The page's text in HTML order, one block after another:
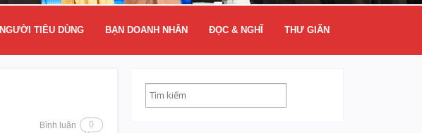
NGƯỜI TIÊU DÙNG BẠN DOANH NHÂN ĐỌC & NGHĨ THƯ GIÃN
Bình luận 0